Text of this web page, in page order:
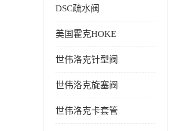
DSC疏水阀
美国霍克HOKE
世伟洛克针型阀
世伟洛克旋塞阀
世伟洛克卡套管